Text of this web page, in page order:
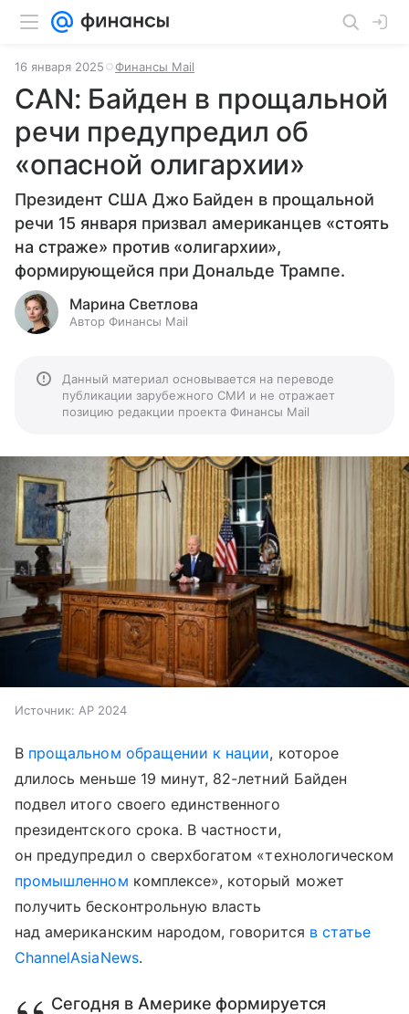
16 января 2025 Финансы Mail
CAN: Байден в прощальной
речи предупредил об
«опасной олигархии»
Президент США Джо Байден в прощальной
речи 15 января призвал американцев «стоять
на страже» против «олигархии»,
формирующейся при Дональде Трампе.
Марина Светлова
Автор Финансы Mail
Данный материал основывается на переводе
публикации зарубежного СМИ и не отражает
позицию редакции проекта Финансы Mail
Источник: AP 2024
В прощальном обращении к нации, которое
длилось меньше 19 минут, 82-летний Байден
подвел итого своего единственного
президентского срока. В частности,
он предупредил о сверхбогатом «технологическом
промышленном комплексе», который может
получить бесконтрольную власть
над американским народом, говорится в статье
ChannelAsiaNews.
Сегодня в Америке формируется